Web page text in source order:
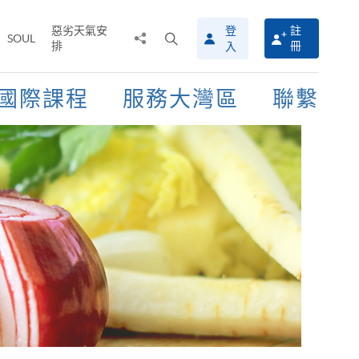
SOUL
惡劣天氣安
排
搜
尋
介
面
登
入
註
冊
際課程 服務大灣區 聯繫